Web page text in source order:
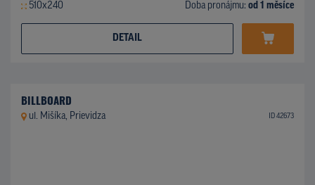
510x240 Doba pronájmu: od 1 měsíce
DETAIL
BILLBOARD
ul. Mišíka, Prievidza ID 42673